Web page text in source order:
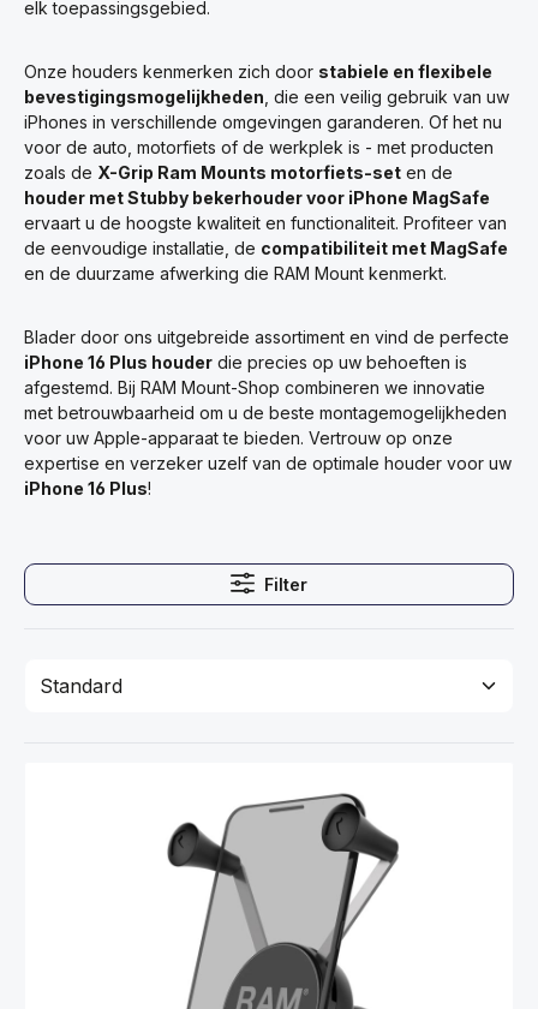
elk toepassingsgebied.
Onze houders kenmerken zich door stabiele en flexibele
bevestigingsmogelijkheden , die een veilig gebruik van uw
iPhones in verschillende omgevingen garanderen. Of het nu
voor de auto, motorfiets of de werkplek is - met producten
zoals de X-Grip Ram Mounts motorfiets-set en de
houder met Stubby bekerhouder voor iPhone MagSafe
ervaart u de hoogste kwaliteit en functionaliteit. Profiteer van
de eenvoudige installatie, de compatibiliteit met MagSafe
en de duurzame afwerking die RAM Mount kenmerkt.
Blader door ons uitgebreide assortiment en vind de perfecte
iPhone 16 Plus houder die precies op uw behoeften is
afgestemd. Bij RAM Mount-Shop combineren we innovatie
met betrouwbaarheid om u de beste montagemogelijkheden
voor uw Apple-apparaat te bieden. Vertrouw op onze
expertise en verzeker uzelf van de optimale houder voor uw
iPhone 16 Plus!
Filter